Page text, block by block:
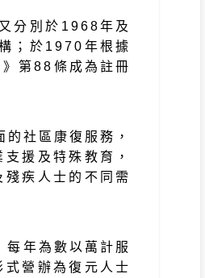
分別於1968年及
；於1970年根據
第88條成為註冊
社區康復服務，
援及特殊教育，
疾人士的不同需
年為數以萬計服
營辦為復元人士